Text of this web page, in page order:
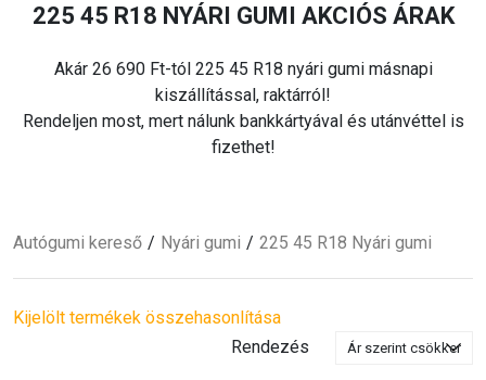
225 45 R18 NYÁRI GUMI AKCIÓS ÁRAK
Akár 26 690 Ft-tól 225 45 R18 nyári gumi másnapi
kiszállítással, raktárról!
Rendeljen most, mert nálunk bankkártyával és utánvéttel is
fizethet!
Autógumi kereső Nyári gumi 225 45 R18 Nyári gumi
Kijelölt termékek összehasonlítása
Rendezés